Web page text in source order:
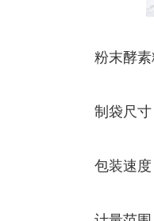
粉末酵
制袋尺
包装速